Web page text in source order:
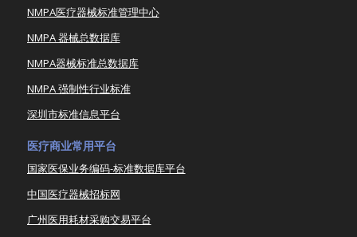
NMPA医疗器械标准管理中心
NMPA 器械总数据库
NMPA器械标准总数据库
NMPA 强制性行业标准
深圳市标准信息平台
医疗商业常用平台
国家医保业务编码-标准数据库平台
中国医疗器械招标网
广州医用耗材采购交易平台